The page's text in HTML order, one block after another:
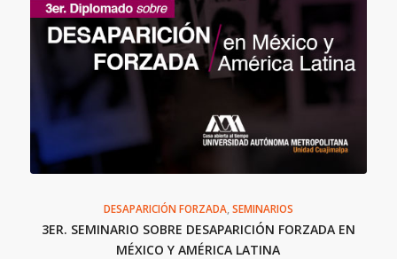
DESAPARICIÓN FORZADA, SEMINARIOS
3ER. SEMINARIO SOBRE DESAPARICIÓN FORZADA EN
MÉXICO Y AMÉRICA LATINA